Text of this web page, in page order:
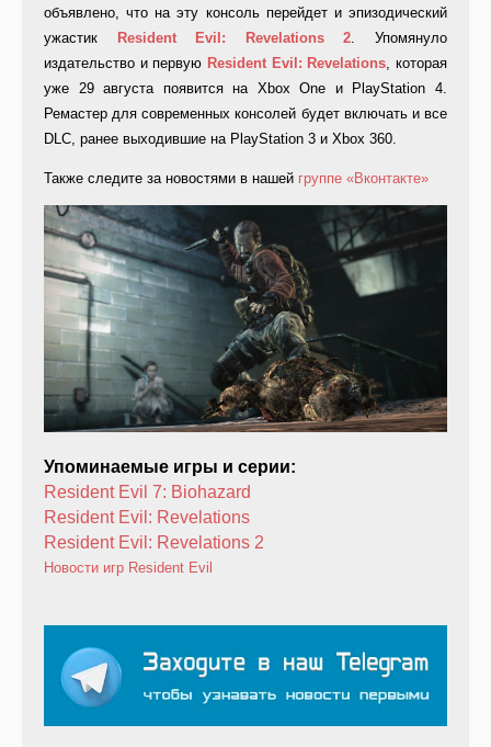
объявлено, что на эту консоль перейдет и эпизодический
ужастик
Resident Evil: Revelations 2. Упомянуло
издательство и первую Resident Evil: Revelations, которая
уже 29 августа появится на Xbox One и PlayStation 4.
Ремастер для современных консолей будет включать и все
DLC, ранее выходившие на PlayStation 3 и Xbox 360.
Также следите за новостями в нашей группе «Вконтакте»
Упоминаемые игры и серии:
Resident Evil 7: Biohazard
Resident Evil: Revelations
Resident Evil: Revelations 2
Новости игр Resident Evil